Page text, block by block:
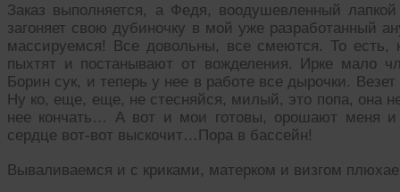
Заказ выполняется, а Федя, воодушевленный
загоняет свою дубиночку в мой уже разработанный
массируемся! Все довольны, все смеются. То есть,
пыхтят и постанывают от вожделения. Ирке мало
Борин сук, и теперь у нее в работе все дырочки.
Ну ко, еще, еще, не стесняйся, милый, это попа, она
нее кончать… А вот и мои готовы, орошают меня
сердце вот-вот выскочит…Пора в бассейн!
Вываливаемся и с криками, матерком и визгом